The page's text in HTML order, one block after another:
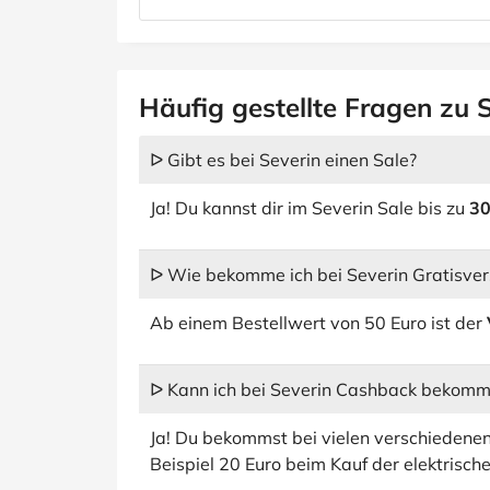
Häufig gestellte Fragen zu
ᐅ Gibt es bei Severin einen Sale?
Ja! Du kannst dir im Severin Sale bis zu
ᐅ Wie bekomme ich bei Severin
Ab einem Bestellwert von 50 Euro ist der
ᐅ Kann ich bei Severin Cashback
Ja! Du bekommst bei vielen
Beispiel 20 Euro beim Kauf der